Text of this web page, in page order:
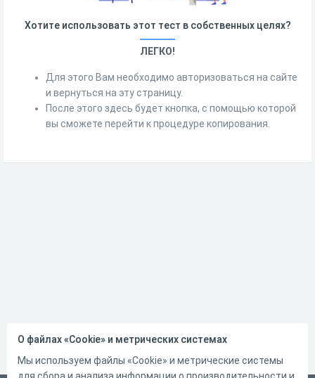
Хотите использовать этот тест в собственных целях?
ЛЕГКО!
Для этого Вам необходимо авторизоваться на сайте
и вернуться на эту страницу.
После этого здесь будет кнопка, с помощью которой
вы сможете перейти к процедуре копирования.
О файлах «Cookie» и метрических системах
Мы используем файлы «Cookie» и метрические системы